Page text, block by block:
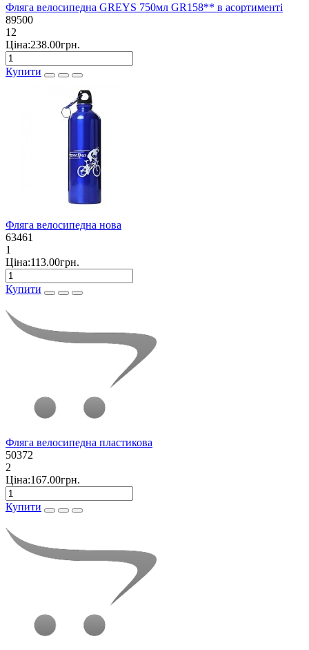
Фляга велосипедна GREYS 750мл GR158** в асортименті
89500
12
Ціна:238.00грн.
Купити
Фляга велосипедна нова
63461
1
Ціна:113.00грн.
Купити
Фляга велосипедна пластикова
50372
2
Ціна:167.00грн.
Купити